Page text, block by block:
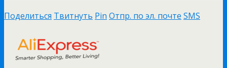
Поделиться Твитнуть Pin Отпр. по эл. почте SMS